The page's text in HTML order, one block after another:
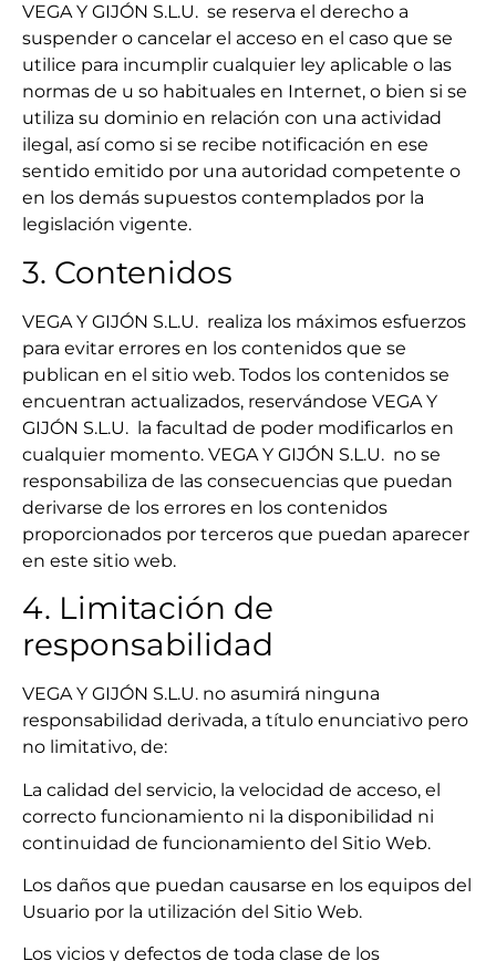
VEGA Y GIJÓN S.L.U. se reserva el derecho a
suspender o cancelar el acceso en el caso que se
utilice para incumplir cualquier ley aplicable o las
normas de u so habituales en Internet, o bien si se
utiliza su dominio en relación con una actividad
ilegal, así como si se recibe notificación en ese
sentido emitido por una autoridad competente o
en los demás supuestos contemplados por la
legislación vigente.
3. Contenidos
VEGA Y GIJÓN S.L.U. realiza los máximos esfuerzos
para evitar errores en los contenidos que se
publican en el sitio web. Todos los contenidos se
encuentran actualizados, reservándose VEGA Y
GIJÓN S.L.U. la facultad de poder modificarlos en
cualquier momento. VEGA Y GIJÓN S.L.U. no se
responsabiliza de las consecuencias que puedan
derivarse de los errores en los contenidos
proporcionados por terceros que puedan aparecer
en este sitio web.
4. Limitación de
responsabilidad
VEGA Y GIJÓN S.L.U. no asumirá ninguna
responsabilidad derivada, a título enunciativo pero
no limitativo, de:
La calidad del servicio, la velocidad de acceso, el
correcto funcionamiento ni la disponibilidad ni
continuidad de funcionamiento del Sitio Web.
Los daños que puedan causarse en los equipos del
Usuario por la utilización del Sitio Web.
Los vicios y defectos de toda clase de los